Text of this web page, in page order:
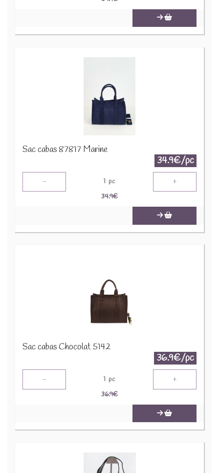
Sac cabas 87817 Marine
34.9€/pc
- 1 pc +
34.9€
Sac cabas Chocolat 5142
36.9€/pc
- 1 pc +
36.9€